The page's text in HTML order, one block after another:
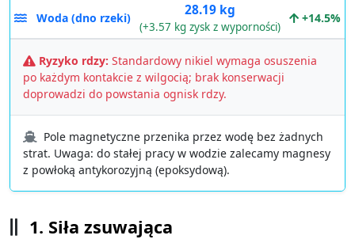
Woda (dno rzeki) 28.19 kg
(+3.57 kg zysk z wyporności)
+14.5%
Ryzyko rdzy: Standardowy nikiel wymaga osuszenia
po każdym kontakcie z wilgocią; brak konserwacji
doprowadzi do powstania ognisk rdzy.
Pole magnetyczne przenika przez wodę bez żadnych
strat. Uwaga: do stałej pracy w wodzie zalecamy magnesy
z powłoką antykorozyjną (epoksydową).
1. Siła zsuwająca